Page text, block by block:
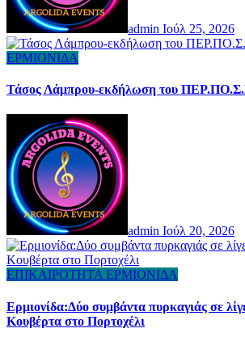
admin Ιούλ 25, 2026
ΕΡΜΙΟΝΙΔΑ
Τάσος Λάμπρου-εκδήλωση του
admin Ιούλ 20, 2026
ΕΠΙΚΑΙΡΟΤΗΤΑΕΡΜΙΟΝΙΔΑ
Ερμιονίδα:Δύο συμβάντα πυρκαγιάς σε
Κουβέρτα στο Πορτοχέλι